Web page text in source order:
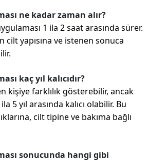
ne kadar zaman alır?
1 ila 2 saat arasında sürer.
cilt yapısına ve istenen sonuca
kaç yıl kalıcıdır?
kişiye farklılık gösterebilir, ancak
5 yıl arasında kalıcı olabilir. Bu
cilt tipine ve bakıma bağlı
sonucunda hangi gibi